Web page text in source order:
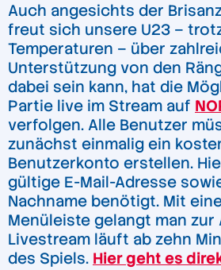
Auch angesichts der
freut sich unsere U23 –
Temperaturen – über
Unterstützung von den
dabei sein kann, hat die
Partie live im Stream auf
verfolgen. Alle Benutzer
zunächst einmalig ein
Benutzerkonto erstellen.
gültige E-Mail-Adresse
Nachname benötigt. Mit
Menüleiste gelangt man zur
Livestream läuft ab zehn
des Spiels. Hier geht es